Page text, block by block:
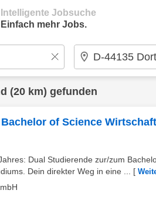
Intelligente Jobsuche
Einfach mehr Jobs.
(20 km) gefunden
of Science
Dual Studierende zur/zum
Dein direkter Weg in eine ...
[